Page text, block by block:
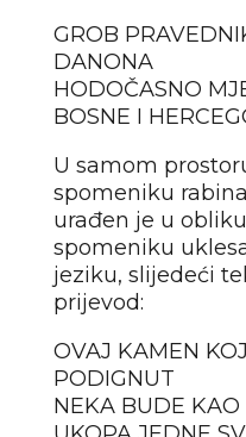
GROB
DANONA
HODOČASNO
BOSNE I
U samom
spomeniku
urađen je u
spomeniku
jeziku, slijedeći
prijevod:
OVAJ KAMEN
PODIGNUT
NEKA BUDE